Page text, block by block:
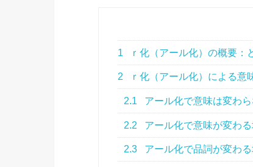
1 ｒ化（アール化）の概要：
2 ｒ化（アール化）による意
2.1 アール化で意味は変わ
2.2 アール化で意味が変わ
2.3 アール化で品詞が変わ